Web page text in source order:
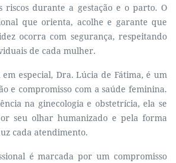
riscos durante a gestação e o parto. O
que orienta, acolhe e garante que
ocorra com segurança, respeitando
de cada mulher.
em especial, Dra. Lúcia de Fátima, é um
e compromisso com a saúde feminina.
na ginecologia e obstetrícia, ela se
seu olhar humanizado e pela forma
cada atendimento.
é marcada por um compromisso